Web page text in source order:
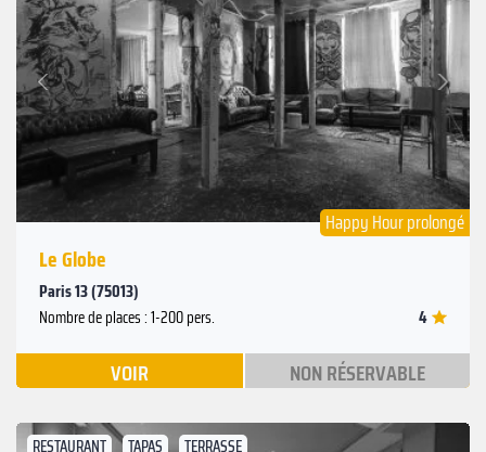
Précédent
Suivant
Happy Hour prolongé
Le Globe
Paris 13 (75013)
Nombre de places : 1-200 pers. 4
VOIR NON RÉSERVABLE
RESTAURANT TAPAS TERRASSE